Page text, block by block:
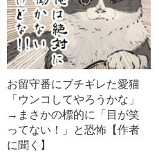
お留守番にブチギレた愛猫
「ウンコしてやろうかな」
→まさかの標的に「目が笑
ってない！」と恐怖【作者
に聞く】